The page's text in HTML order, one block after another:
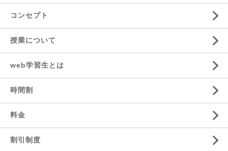
コンセプト
授業について
web学習生とは
時間割
料金
割引制度